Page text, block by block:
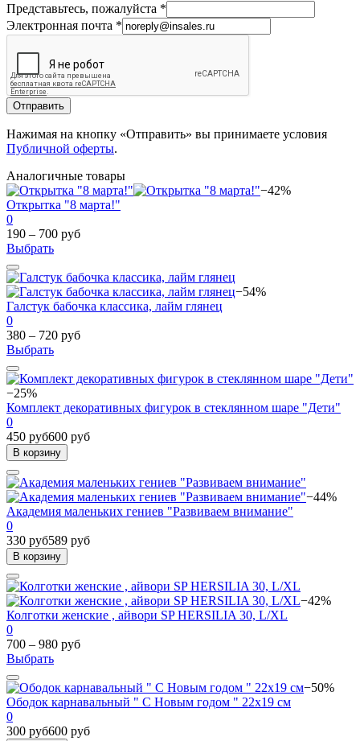
Представьтесь, пожалуйста *
Электронная почта *
Отправить
Нажимая на кнопку «Отправить» вы принимаете условия
Публичной оферты.
Аналогичные товары
−42%
Открытка "8 марта!"
0
190 – 700 руб
Выбрать
−54%
Галстук бабочка классика, лайм глянец
0
380 – 720 руб
Выбрать
−25%
Комплект декоративных фигурок в стеклянном шаре "Дети"
0
450 руб600 руб
В корзину
−44%
Академия маленьких гениев "Развиваем внимание"
0
330 руб589 руб
В корзину
−42%
Колготки женские , айвори SP HERSILIA 30, L/XL
0
700 – 980 руб
Выбрать
−50%
Ободок карнавальный " С Новым годом " 22х19 см
0
300 руб600 руб